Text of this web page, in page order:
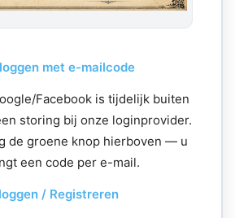
met e-mailcode
Facebook is tijdelijk buiten
storing bij onze loginprovider.
de groene knop hierboven — u
een code per e-mail.
/ Registreren